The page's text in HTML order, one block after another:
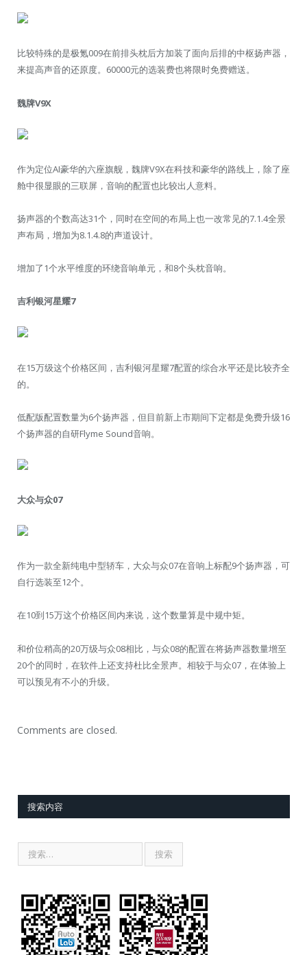
比较特殊的是极氪009在前排头枕后方加装了面向后排的中枢扬声器，
来提高声音的还原度。60000元的选装费也将限时免费赠送。
魏牌V9X
作为定位AI豪华的六座旗舰，魏牌V9X在科技和豪华的路线上，除了座
舱中很显眼的三联屏，音响的配置也比较出人意料。
扬声器的个数高达31个，同时在空间的布局上也一改常见的7.1.4全景
声布局，增加为8.1.4.8的声道设计。
增加了1个水平维度的环绕音响单元，和8个头枕音响。
吉利银河星耀7
在15万级这个价格区间，吉利银河星耀7配置的综合水平还是比较齐全
的。
低配版配置数量为6个扬声器，但目前新上市期间下定都是免费升级16
个扬声器的自研Flyme Sound音响。
大众与众07
作为一款全新纯电中型轿车，大众与众07在音响上标配9个扬声器，可
自行选装至12个。
在10到15万这个价格区间内来说，这个数量算是中规中矩。
和价位稍高的20万级与众08相比，与众08的配置在将扬声器数量增至
20个的同时，在软件上还支持杜比全景声。相较于与众07，在体验上
可以预见有不小的升级。
Comments are closed.
搜索内容